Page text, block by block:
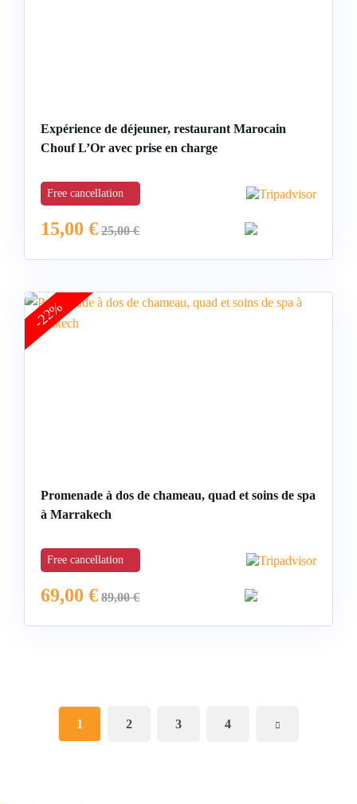
Expérience de déjeuner, restaurant Marocain
Chouf L’Or avec prise en charge
Free cancellation
15,00 € 25,00€
-22%
Promenade à dos de chameau, quad et soins de spa
à Marrakech
Free cancellation
69,00 € 89,00€
1 2 3 4